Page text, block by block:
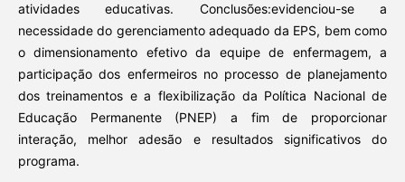
atividades educativas. Conclusões:evidenciou-se a
necessidade do gerenciamento adequado da EPS, bem como
o dimensionamento efetivo da equipe de enfermagem, a
participação dos enfermeiros no processo de planejamento
dos treinamentos e a flexibilização da Política Nacional de
Educação Permanente (PNEP) a fim de proporcionar
interação, melhor adesão e resultados significativos do
programa.